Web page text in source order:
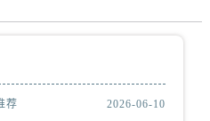
荐 2026-06-10